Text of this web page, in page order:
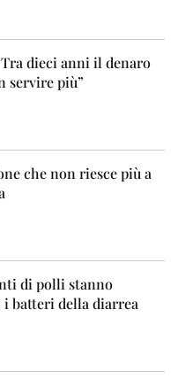
dieci anni il denaro
servire più”
che non riesce più a
di polli stanno
batteri della diarrea